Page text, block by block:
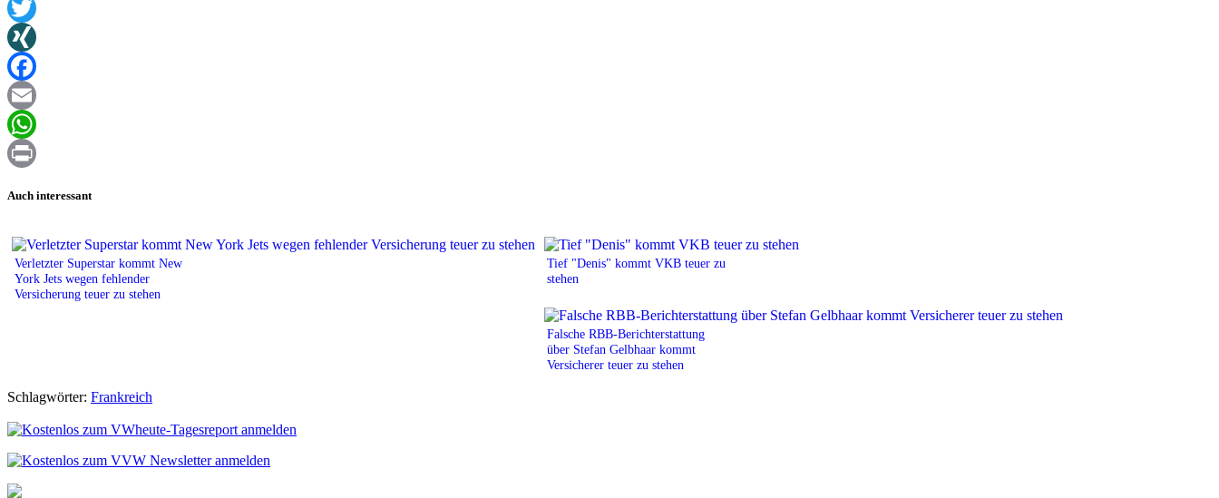
Twitter
XING
Facebook
Email
WhatsApp
Auch interessant
Verletzter Superstar kommt New
York Jets wegen fehlender
Versicherung teuer zu stehen
Tief "Denis" kommt VKB teuer zu
stehen
Falsche RBB-Berichterstattung
über Stefan Gelbhaar kommt
Versicherer teuer zu stehen
Schlagwörter: Frankreich